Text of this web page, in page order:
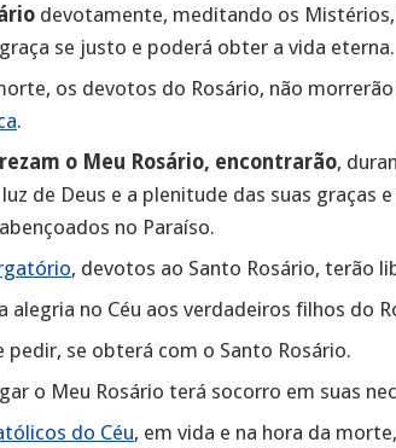
devotamente, meditando os
se justo e poderá obter a vida eterna.
os devotos do Rosário, não
.
rezam o Meu Rosário, encontrarão,
de Deus e a plenitude das suas graças
no Paraíso.
, devotos ao Santo Rosário, terão
alegria no Céu aos verdadeiros filhos do
pedir, se obterá com o Santo Rosário.
o Meu Rosário terá socorro em suas
do Céu, em vida e na hora da